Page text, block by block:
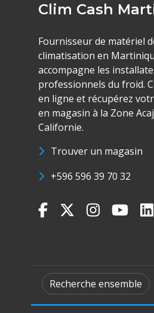
Clim Cash
Fournisseur de matériel
climatisation en
accompagne les
professionnels du froid.
en ligne et récupérez
en magasin à la Zone
Californie.
Trouver un magasin
+596 596 39 70 32
Recherche ensemble